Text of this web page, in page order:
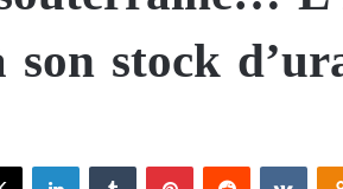
son stock
X